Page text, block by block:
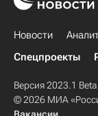
Новости
Спецпроекты
Версия 2023.1 Beta
© 2026 МИА